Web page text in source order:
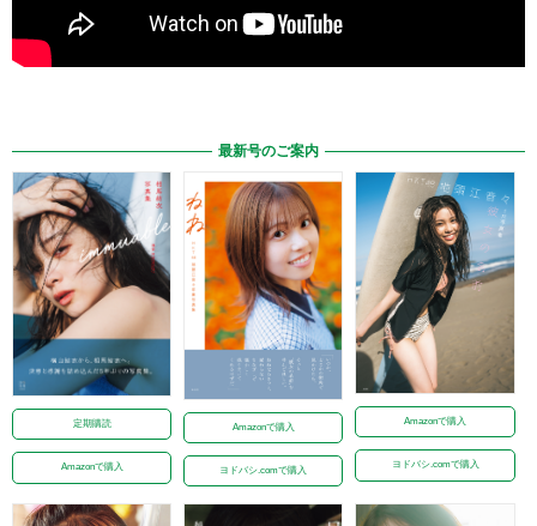
最新号のご案内
定期購読
Amazonで購入
Amazonで購入
ヨドバシ.comで購入
Amazonで購入
ヨドバシ.comで購入